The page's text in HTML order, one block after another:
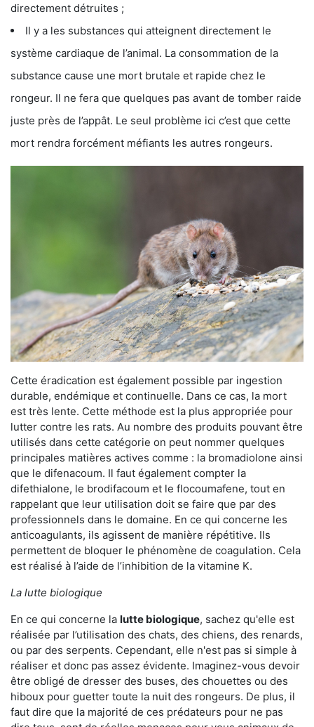
directement détruites ;
Il y a les substances qui atteignent directement le
système cardiaque de l’animal. La consommation de la
substance cause une mort brutale et rapide chez le
rongeur. Il ne fera que quelques pas avant de tomber raide
juste près de l’appât. Le seul problème ici c’est que cette
mort rendra forcément méfiants les autres rongeurs.
Cette éradication est également possible par ingestion
durable, endémique et continuelle. Dans ce cas, la mort
est très lente. Cette méthode est la plus appropriée pour
lutter contre les rats. Au nombre des produits pouvant être
utilisés dans cette catégorie on peut nommer quelques
principales matières actives comme : la bromadiolone ainsi
que le difenacoum. Il faut également compter la
difethialone, le brodifacoum et le flocoumafene, tout en
rappelant que leur utilisation doit se faire que par des
professionnels dans le domaine. En ce qui concerne les
anticoagulants, ils agissent de manière répétitive. Ils
permettent de bloquer le phénomène de coagulation. Cela
est réalisé à l’aide de l’inhibition de la vitamine K.
La lutte biologique
En ce qui concerne la lutte biologique, sachez qu'elle est
réalisée par l’utilisation des chats, des chiens, des renards,
ou par des serpents. Cependant, elle n'est pas si simple à
réaliser et donc pas assez évidente. Imaginez-vous devoir
être obligé de dresser des buses, des chouettes ou des
hiboux pour guetter toute la nuit des rongeurs. De plus, il
faut dire que la majorité de ces prédateurs pour ne pas